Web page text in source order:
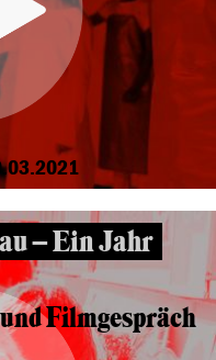
– Ein Jahr
Filmgespräch